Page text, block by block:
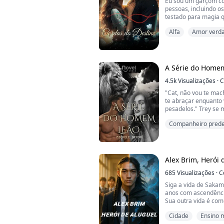
pessoas, incluindo
testado para magia
minha magia é
encaixo...
Alfa
Amor
A Série do
4.5kVisualizações ·
"Cat, não vou te
te abraçar
pesadelos." Trey se
confortável em
isso." A voz de Cat
Companheiro
Alex Brim, Herói
685Visualizações ·
Siga a vida de
anos com
Sua outra vida é
usando um
Cidade Ensino